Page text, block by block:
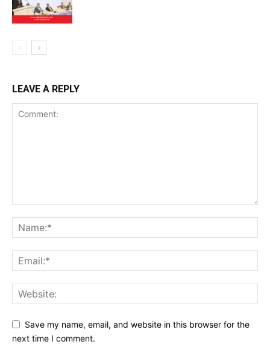
LEAVE A REPLY
Save my name, email, and website in this browser for the
next time I comment.